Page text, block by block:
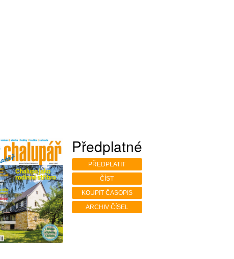
Předplatné
PŘEDPLATIT
ČÍST
KOUPIT ČASOPIS
ARCHIV ČÍSEL